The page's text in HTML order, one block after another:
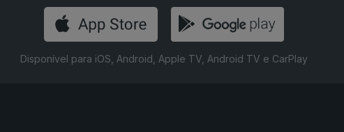
Disponível para iOS, Android, Apple TV, Android TV e CarPlay